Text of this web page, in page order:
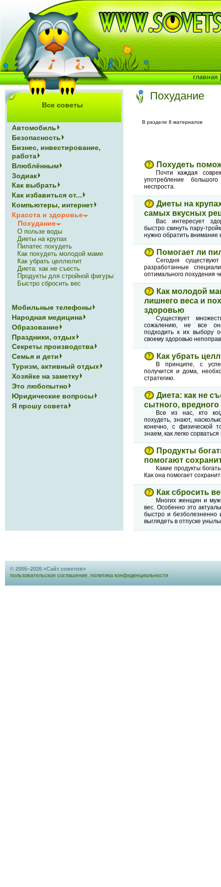
Похудание
В разделе 8 материалов
Похудеть
Почти каждая
употребление
неспроста.
Диеты на
самых вкусных
Вас интересует
быстро скинуть пару-
нужно обратить внимание
Помогает ли
Сегодня
разработанные
оптимального похудения
Как молодой
лишнего веса и
здоровью
Существует
сожалению, не все
подходить к их выбору
своему здоровью
Как убрать
В принципе, с
получится и дома,
стратегию.
Диета: как не
сытного, вредного
Все из нас, кто
похудеть, знают,
конечно, с физической
знаем, как легко
Продукты
помогают
Какие продукты
Как она помогает
Как сбросить
Многих женщин и
вес. Особенно это
быстро и безболезненно
выглядеть в отпуске
Все советы
Автомобиль
Безопасность
Бизнес, инвестирование,
работа
Влюблённым
Зодиак
Как выбрать
Как избавиться от...
Компьютеры, интернет
Красота и здоровье
Похудание
О пользе воды
Диеты на крупах
Пилатес похудеть
Как похудеть молодой маме
Как убрать целлюлит
Диета: как не съесть
Продукты для стройной фигуры
Быстро сбросить вес
Мобильные телефоны
Народная медицина
Образование
Праздники, отдых
Секреты производства
Семья и дети
Туризм, активный отдых
Хозяйке на заметку
Это любопытно
Юридические вопросы
Я прошу совета
главная
© 2005–2026 «Сайт советов»
пользовательское соглашение политика конфиденциальности